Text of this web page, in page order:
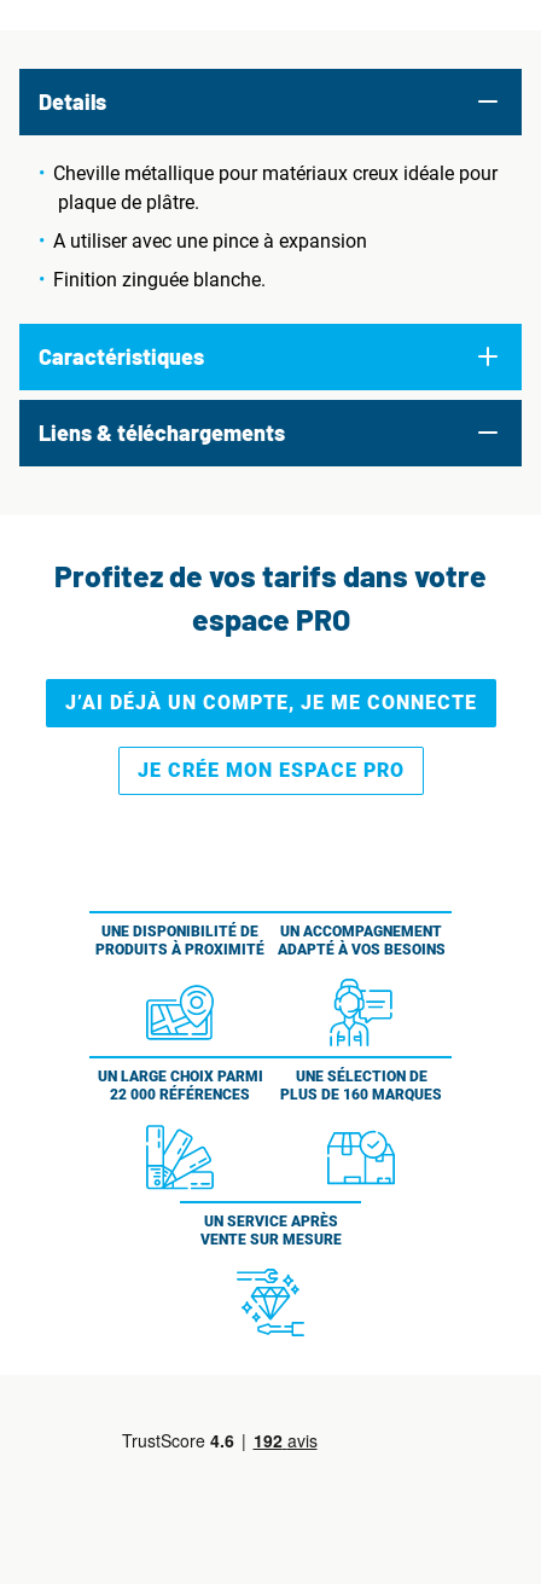
Details
Cheville métallique pour matériaux creux idéale pour
plaque de plâtre.
A utiliser avec une pince à expansion
Finition zinguée blanche.
Caractéristiques
Liens & téléchargements
Profitez de vos tarifs dans votre
espace PRO
J’AI DÉJÀ UN COMPTE, JE ME CONNECTE
JE CRÉE MON ESPACE PRO
UNE DISPONIBILITÉ DE
PRODUITS À PROXIMITÉ
UN ACCOMPAGNEMENT
ADAPTÉ À VOS BESOINS
UN LARGE CHOIX PARMI
22 000 RÉFÉRENCES
UNE SÉLECTION DE
PLUS DE 160 MARQUES
UN SERVICE APRÈS
VENTE SUR MESURE